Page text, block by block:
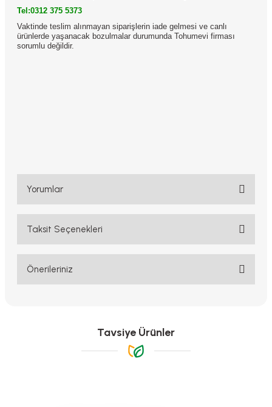
Tel:0312 375 5373
Vaktinde teslim alınmayan siparişlerin iade gelmesi ve canlı
ürünlerde yaşanacak bozulmalar durumunda Tohumevi firması
sorumlu değildir.
Yorumlar
Bu ürüne ilk yorumu siz yapın!
Taksit Seçenekleri
Önerileriniz
Görüş ve önerileriniz için teşekkür ederiz.
Ürün resmi kalitesiz, bozuk veya görüntülenemiyor.
Tavsiye Ürünler